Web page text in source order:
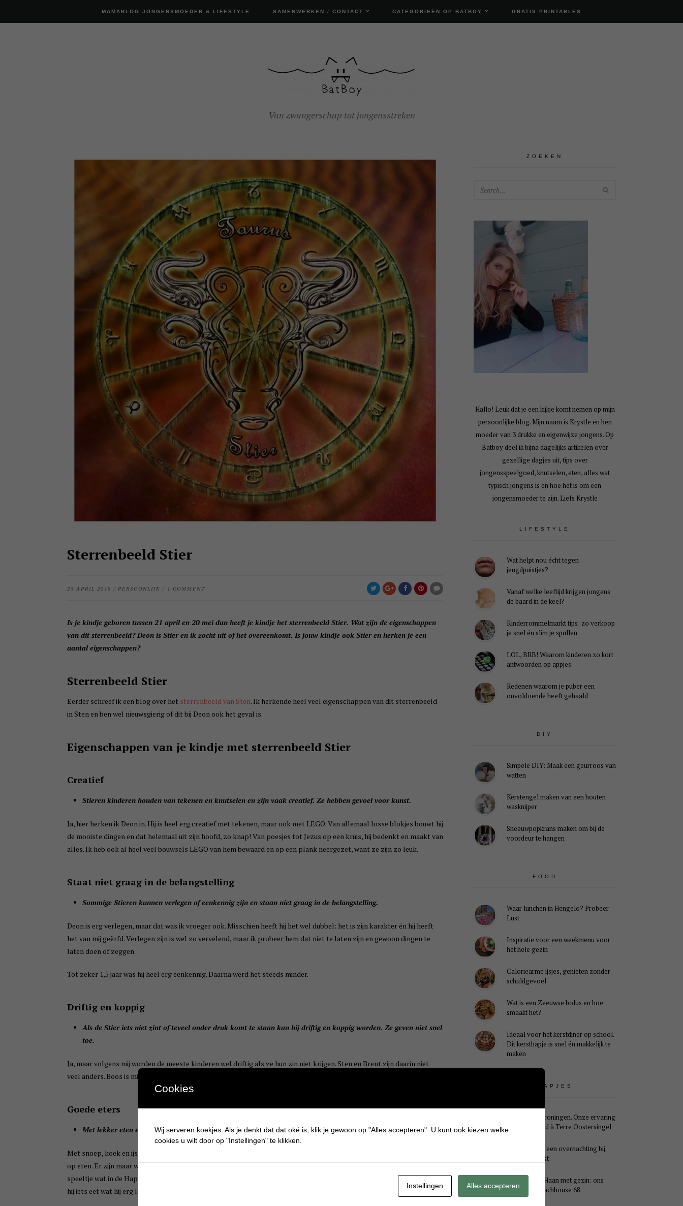
MAMABLOG JONGENSMOEDER & LIFESTYLE SAMENWERKEN / CONTACT CATEGORIEËN OP BATBOY GRATIS PRINTABLES
Van zwangerschap tot jongensstreken
Sterrenbeeld Stier
25 APRIL 2018 / PERSOONLIJK / 1 COMMENT
Is je kindje geboren tussen 21 april en 20 mei dan heeft je kindje het sterrenbeeld Stier. Wat zijn de eigenschappen
van dit sterrenbeeld? Deon is Stier en ik zocht uit of het overeenkomt. Is jouw kindje ook Stier en herken je een
aantal eigenschappen?
Sterrenbeeld Stier
Eerder schreef ik een blog over het sterrenbeeld van Sten. Ik herkende heel veel eigenschappen van dit sterrenbeeld
in Sten en ben wel nieuwsgierig of dit bij Deon ook het geval is.
Eigenschappen van je kindje met sterrenbeeld Stier
Creatief
Stieren kinderen houden van tekenen en knutselen en zijn vaak creatief. Ze hebben gevoel voor kunst.
Ja, hier herken ik Deon in. Hij is heel erg creatief met tekenen, maar ook met LEGO. Van allemaal losse blokjes bouwt hij
de mooiste dingen en dat helemaal uit zijn hoofd, zo knap! Van poesjes tot Jezus op een kruis, hij bedenkt en maakt van
alles. Ik heb ook al heel veel bouwsels LEGO van hem bewaard en op een plank neergezet, want ze zijn zo leuk.
Staat niet graag in de belangstelling
Sommige Stieren kunnen verlegen of eenkennig zijn en staan niet graag in de belangstelling.
Deon is erg verlegen, maar dat was ik vroeger ook. Misschien heeft hij het wel dubbel: het is zijn karakter én hij heeft
het van mij geërfd. Verlegen zijn is wel zo vervelend, maar ik probeer hem dat niet te laten zijn en gewoon dingen te
laten doen of zeggen.
Tot zeker 1,5 jaar was hij heel erg eenkennig. Daarna werd het steeds minder.
Driftig en koppig
Als de Stier iets niet zint of teveel onder druk komt te staan kan hij driftig en koppig worden. Ze geven niet snel
toe.
Ja, maar volgens mij worden de meeste kinderen wel driftig als ze hun zin niet krijgen. Sten en Brent zijn daarin niet
veel anders. Boos is misschien een beter woord en koppig zijn ze allemaal haha.
Goede eters
Met lekker eten en drinken doe je een Stier een groot plezier.
Met snoep, koek en ijs, maar daar doe je volgens mij alle kinderen een heel groot plezier mee. Deon is helemaal niet dol
op eten. Er zijn maar weinig dingen waar je hem blij mee kan maken. De Mc Donalds vind hij alleen maar leuk om het
speeltje wat in de Happy Meal zit en de rest kan hem gestolen worden. Een lekker ijsje na is natuurlijk altijd goed. Als
hij iets eet wat hij erg lekker vind dan kan hij er wel heel erg van genieten.
ZOEKEN
Hallo! Leuk dat je een kijkje komt nemen op mijn
persoonlijke blog. Mijn naam is Krystle en ben
moeder van 3 drukke en eigenwijze jongens. Op
Batboy deel ik bijna dagelijks artikelen over
gezellige dagjes uit, tips over
jongensspeelgoed, knutselen, eten, alles wat
typisch jongens is en hoe het is om een
jongensmoeder te zijn. Liefs Krystle
LIFESTYLE
Wat helpt nou écht tegen
jeugdpuistjes?
Vanaf welke leeftijd krijgen jongens
de baard in de keel?
Kinderrommelmarkt tips: zo verkoop
je snel én slim je spullen
LOL, BRB! Waarom kinderen zo kort
antwoorden op appjes
Redenen waarom je puber een
onvoldoende heeft gehaald
DIY
Simpele DIY: Maak een geurroos van
watten
Kerstengel maken van een houten
wasknijper
Sneeuwpopkrans maken om bij de
voordeur te hangen
FOOD
Waar lunchen in Hengelo? Probeer
Lust
Inspiratie voor een weekmenu voor
het hele gezin
Caloriearme ijsjes, genieten zonder
schuldgevoel
Wat is een Zeeuwse bolus en hoe
smaakt het?
Ideaal voor het kerstdiner op school.
Dit kersthapje is snel én makkelijk te
maken
UITSTAPJES
Weekendje Groningen. Onze ervaring
met B&B Pied à Terre Oostersingel
Genieten van een overnachting bij
B&B Landlust
Midweek De Haan met gezin: ons
verblijf in Beachhouse 68
Cookies
Wij serveren koekjes. Als je denkt dat dat oké is, klik je gewoon op "Alles accepteren". U kunt ook kiezen welke
cookies u wilt door op "Instellingen" te klikken.
Instellingen Alles accepteren